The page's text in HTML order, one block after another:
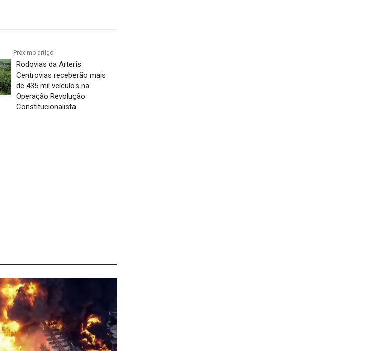
Próximo artigo
Rodovias da Arteris
Centrovias receberão mais
de 435 mil veículos na
Operação Revolução
Constitucionalista